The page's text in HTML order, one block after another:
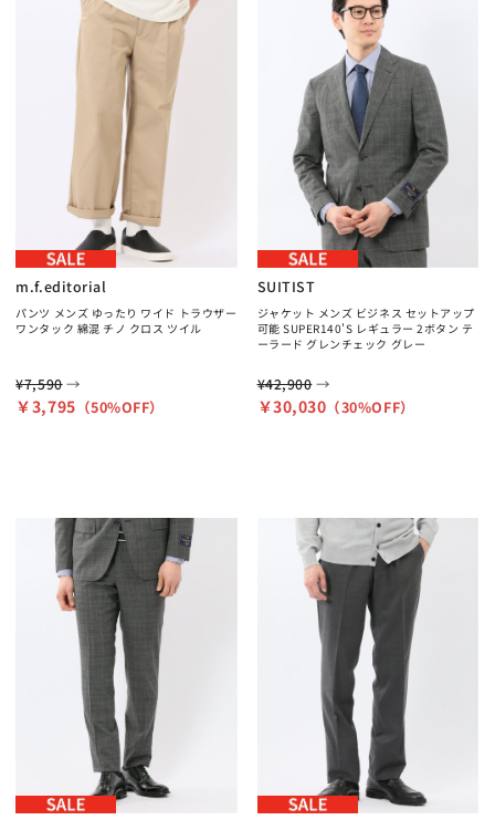
m.f.editorial
パンツ メンズ ゆったり ワイド トラウザー
ワンタック 綿混 チノ クロス ツイル
¥7,590 →
￥3,795 （50%OFF）
SUITIST
ジャケット メンズ ビジネス セットアップ
可能 SUPER140'S レギュラー 2ボタン テ
ーラード グレンチェック グレー
¥42,900 →
￥30,030 （30%OFF）